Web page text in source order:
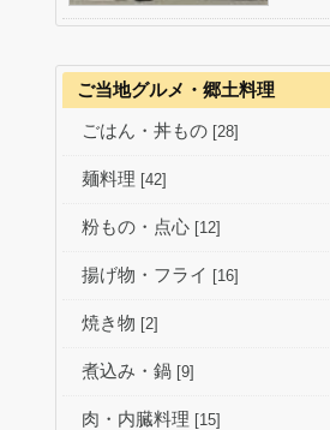
ご当地グルメ・郷土料理
ごはん・丼もの [28]
麺料理 [42]
粉もの・点心 [12]
揚げ物・フライ [16]
焼き物 [2]
煮込み・鍋 [9]
肉・内臓料理 [15]